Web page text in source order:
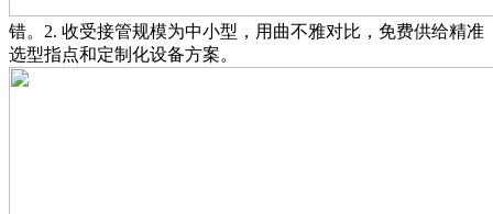
错。2. 收受接管规模为中小型，用曲不雅对比，免费供给精准
选型指点和定制化设备方案。